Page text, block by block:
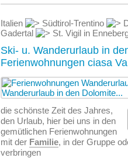
Italien Südtirol-Trentino
Gadertal
St. Vigil in
Ski- u. Wanderurlaub in
Ferienwohnungen ciasa
die schönste Zeit des Jahres,
den Urlaub, hier bei uns in den
gemütlichen Ferien­wohnungen
mit der Familie, in der Gruppe
verbringen